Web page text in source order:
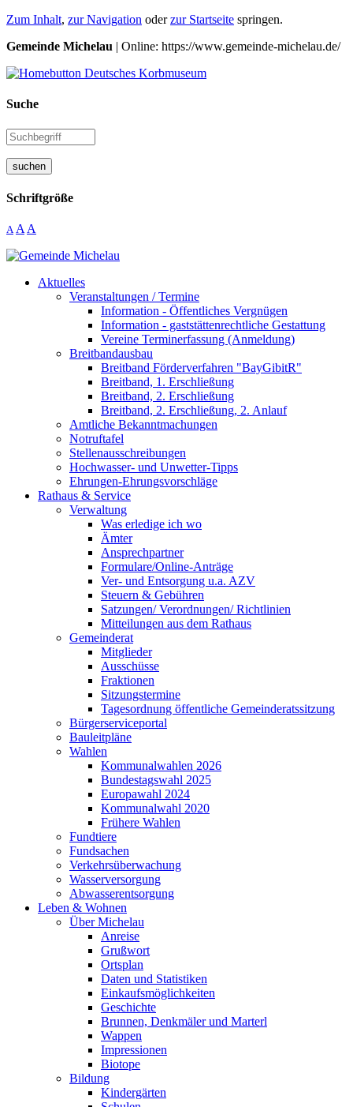
Zum Inhalt, zur Navigation oderzur Startseite springen.
Gemeinde Michelau | Online: https://www.gemeinde-michelau.de/
Suche
suchen
Schriftgröße
A A A
Aktuelles
Veranstaltungen / Termine
Information - Öffentliches Vergnügen
Information - gaststättenrechtliche Gestattung
Vereine Terminerfassung (Anmeldung)
Breitbandausbau
Breitband Förderverfahren "BayGibitR"
Breitband, 1. Erschließung
Breitband, 2. Erschließung
Breitband, 2. Erschließung, 2. Anlauf
Amtliche Bekanntmachungen
Notruftafel
Stellenausschreibungen
Hochwasser- und Unwetter-Tipps
Ehrungen-Ehrungsvorschläge
Rathaus & Service
Verwaltung
Was erledige ich wo
Ämter
Ansprechpartner
Formulare/Online-Anträge
Ver- und Entsorgung u.a. AZV
Steuern & Gebühren
Satzungen/ Verordnungen/ Richtlinien
Mitteilungen aus dem Rathaus
Gemeinderat
Mitglieder
Ausschüsse
Fraktionen
Sitzungstermine
Tagesordnung öffentliche Gemeinderatssitzung
Bürgerserviceportal
Bauleitpläne
Wahlen
Kommunalwahlen 2026
Bundestagswahl 2025
Europawahl 2024
Kommunalwahl 2020
Frühere Wahlen
Fundtiere
Fundsachen
Verkehrsüberwachung
Wasserversorgung
Abwasserentsorgung
Leben & Wohnen
Über Michelau
Anreise
Grußwort
Ortsplan
Daten und Statistiken
Einkaufsmöglichkeiten
Geschichte
Brunnen, Denkmäler und Marterl
Wappen
Impressionen
Biotope
Bildung
Kindergärten